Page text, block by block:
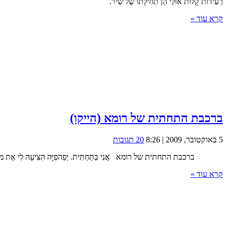
קרא עוד »
ברכבת התחתית של רומא (הייקו)
5 באוקטובר, 2009 | 8:26
20 תגובות
ברכבת התחתית של רומא אֲנִי בַּתַּחְתִּית. יְפֵהפִיָּה הִצִּיעָה
קרא עוד »